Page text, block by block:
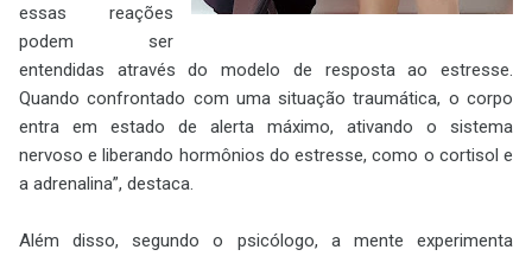
essas reações
podem ser
entendidas através do modelo de resposta ao estresse.
Quando confrontado com uma situação traumática, o corpo
entra em estado de alerta máximo, ativando o sistema
nervoso e liberando hormônios do estresse, como o cortisol e
a adrenalina”, destaca.
Além disso, segundo o psicólogo, a mente experimenta